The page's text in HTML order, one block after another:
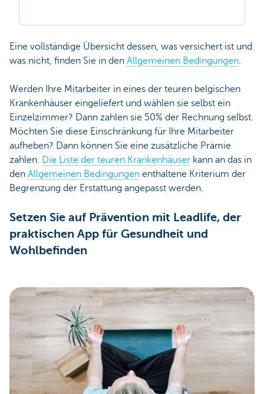
Eine vollständige Übersicht dessen, was versichert ist und
was nicht, finden Sie in den Allgemeinen Bedingungen.
Werden Ihre Mitarbeiter in eines der teuren belgischen
Krankenhäuser eingeliefert und wählen sie selbst ein
Einzelzimmer? Dann zahlen sie 50% der Rechnung selbst.
Möchten Sie diese Einschränkung für Ihre Mitarbeiter
aufheben? Dann können Sie eine zusätzliche Prämie
zahlen. Die Liste der teuren Krankenhäuser kann an das in
den Allgemeinen Bedingungen enthaltene Kriterium der
Begrenzung der Erstattung angepasst werden.
Setzen Sie auf Prävention mit Leadlife, der
praktischen App für Gesundheit und
Wohlbefinden